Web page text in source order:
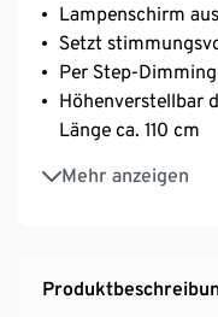
Lampenschirm
Setzt
Per Step-
Höhenverstellbar
Länge ca. 110 cm
Mehr anzeigen
Inkl.